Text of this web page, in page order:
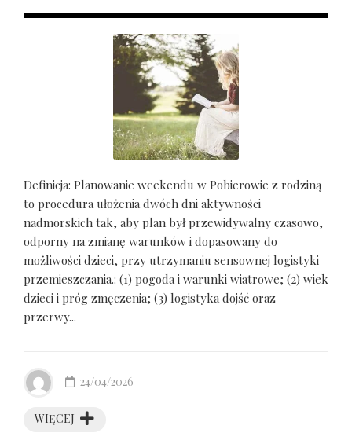
Definicja: Planowanie weekendu w Pobierowie z rodziną
to procedura ułożenia dwóch dni aktywności
nadmorskich tak, aby plan był przewidywalny czasowo,
odporny na zmianę warunków i dopasowany do
możliwości dzieci, przy utrzymaniu sensownej logistyki
przemieszczania.: (1) pogoda i warunki wiatrowe; (2) wiek
dzieci i próg zmęczenia; (3) logistyka dojść oraz
przerwy...
WIĘCEJ
24/04/2026